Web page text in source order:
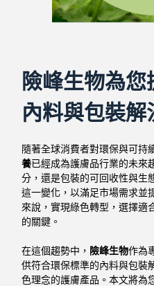
險峰生物為
內料與包裝解
隨著全球消費者對環保與可持
養已經成為護膚品行業的未來
分，還是包裝的可回收性與生
這一變化，以滿足市場需求並
來說，實現綠色轉型，選擇適
的關鍵。
在這個趨勢中， 險峰生物作為
供符合環保標準的內料與包裝
色理念的護膚產品。本文將為